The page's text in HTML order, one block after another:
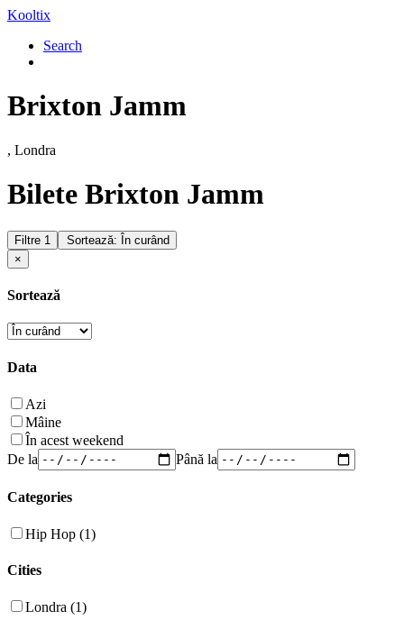
Kooltix
Search
Brixton Jamm
, Londra
Bilete Brixton Jamm
Filtre 1
Sortează: În curând
×
Sortează
Data
Azi
Mâine
În acest weekend
De la
Până la
Categories
Hip Hop (1)
Cities
Londra (1)